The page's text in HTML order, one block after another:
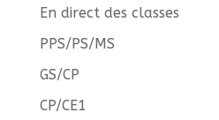
En direct des classes
PPS/PS/MS
GS/CP
CP/CE1